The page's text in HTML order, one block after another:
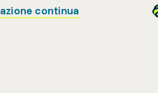
continua